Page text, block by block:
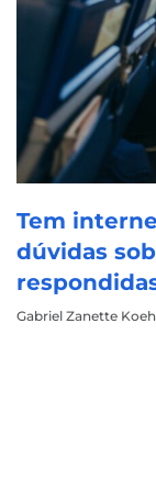
Tem
dúvidas
Gabriel Zanette